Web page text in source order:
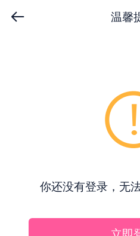
温馨
你还没有登录，无